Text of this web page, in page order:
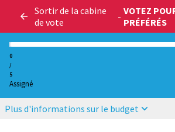
Sortir de la cabine
de vote
- VOTEZ
PRÉFÉRÉS
0
/
5
Assigné
Plus d'informations sur le budget